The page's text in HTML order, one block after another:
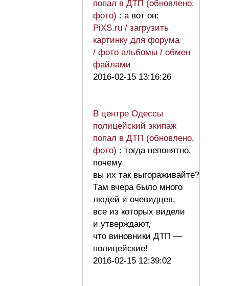
попал в ДТП (обновлено,
фото) : а вот он:
PiXS.ru / загрузить
картинку для форума
/ фото альбомы / обмен
файлами
2016-02-15 13:16:26
В центре Одессы
полицейский экипаж
попал в ДТП (обновлено,
фото) : тогда непонятно,
почему
вы их так выгораживайте?
Там вчера было много
людей и очевидцев,
все из которых видели
и утверждают,
что виновники ДТП —
полицейские!
2016-02-15 12:39:02